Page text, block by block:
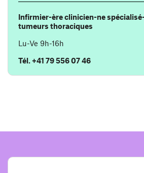
Infirmier-ère clinicien-ne
tumeurs thoraciques
Lu-Ve 9h-16h
Tél. +41 79 556 07 46